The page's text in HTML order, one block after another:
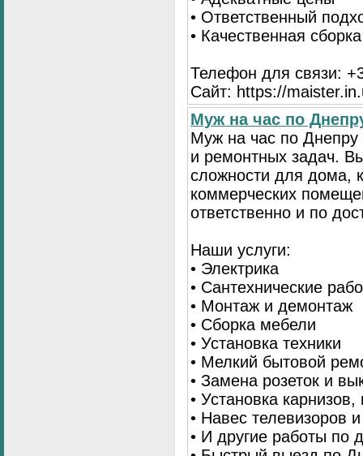
• Ответственный
• Качественная
Телефон для связи:
Сайт: https://
Муж на час по
Муж на час по
и ремонтных задач.
сложности для дома,
коммерческих
ответственно и по
Наши услуги:
• Электрика
• Сантехнические
• Монтаж и демонтаж
• Сборка мебели
• Установка техники
• Мелкий бытовой
• Замена розеток и
• Установка
• Навес телевизоров
• И другие работы по